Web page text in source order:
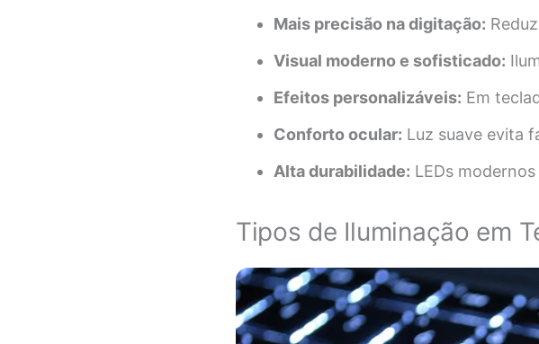
Mais precisão na digitação:
Visual moderno e sofisticado:
Efeitos personalizáveis: Em
Conforto ocular: Luz suave evita
Alta durabilidade: LEDs
Tipos de Iluminação em